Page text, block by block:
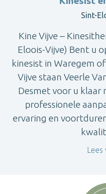
Sint-
Kine Vijve –
Eloois-Vijve) Bent u
kinesist in Waregem
Vijve staan Veerle
Desmet voor u klaar
professionele
ervaring en